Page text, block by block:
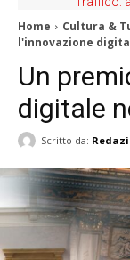
Home Cultura &
l'innovazione
Un
digitale
Scritto da: